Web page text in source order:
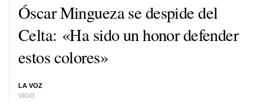
Óscar Mingueza se despide del
Celta: «Ha sido un honor defender
estos colores»
LA VOZ
VIGO